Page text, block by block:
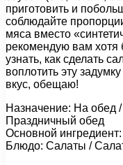
приготовить и
соблюдайте
мяса вместо
рекомендую вам хотя
узнать, как сделать
воплотить эту
вкус, обещаю!
Назначение: На обед
Праздничный обед
Основной
Блюдо: Салаты /